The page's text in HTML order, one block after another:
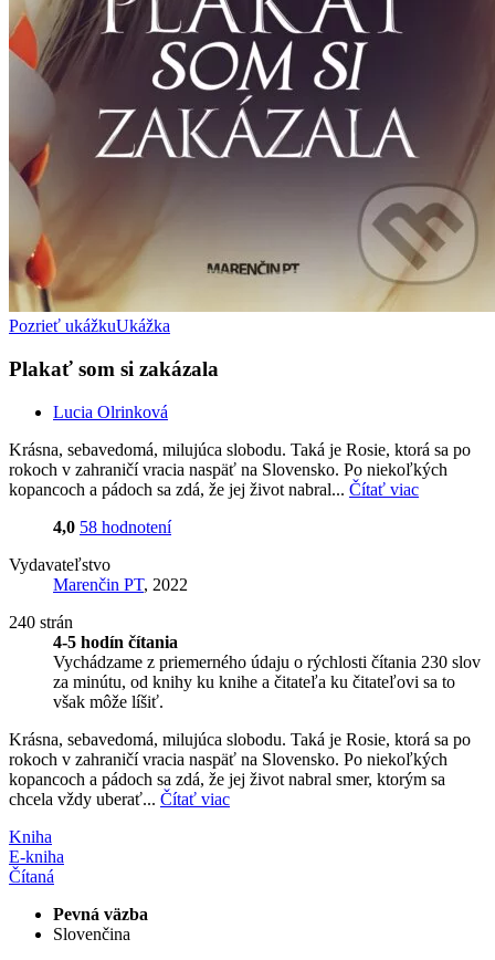
Pozrieť ukážkuUkážka
Plakať som si zakázala
Lucia Olrinková
Krásna, sebavedomá, milujúca slobodu. Taká je Rosie, ktorá sa po
rokoch v zahraničí vracia naspäť na Slovensko. Po niekoľkých
kopancoch a pádoch sa zdá, že jej život nabral... Čítať viac
4,0 58 hodnotení
Vydavateľstvo
Marenčin PT, 2022
240 strán
4-5 hodín čítania
Vychádzame z priemerného údaju o rýchlosti čítania 230 slov
za minútu, od knihy ku knihe a čitateľa ku čitateľovi sa to
však môže líšiť.
Krásna, sebavedomá, milujúca slobodu. Taká je Rosie, ktorá sa po
rokoch v zahraničí vracia naspäť na Slovensko. Po niekoľkých
kopancoch a pádoch sa zdá, že jej život nabral smer, ktorým sa
chcela vždy uberať... Čítať viac
Kniha
E-kniha
Čítaná
Pevná väzba
Slovenčina